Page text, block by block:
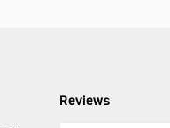
Reviews